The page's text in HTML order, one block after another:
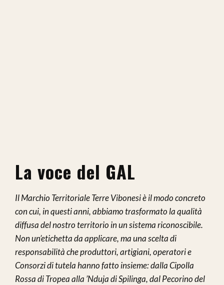
La voce del GAL
Il Marchio Territoriale Terre Vibonesi è il modo concreto
con cui, in questi anni, abbiamo trasformato la qualità
diffusa del nostro territorio in un sistema riconoscibile.
Nonun’etichetta da applicare, ma una scelta di
responsabilità che produttori, artigiani, operatori e
Consorzi di tutela hanno fatto insieme: dalla Cipolla
Rossa di Tropea alla ’Nduja di Spilinga, dal Pecorino del